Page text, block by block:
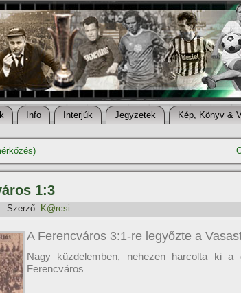
Info Interjúk Jegyzetek Kép, Könyv &
1:3
Szerző: K@rcsi
A Ferencváros 3:1-re legyőzte a
Nagy küzdelemben, nehezen harcolta ki a
Ferencváros